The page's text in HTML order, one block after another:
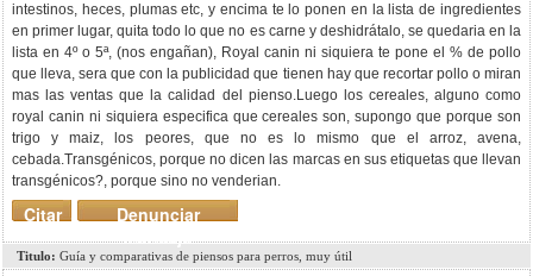
intestinos, heces, plumas etc, y encima te lo ponen en la lista de ingredientes
en primer lugar, quita todo lo que no es carne y deshidrátalo, se quedaria en la
lista en 4º o 5ª, (nos engañan), Royal canin ni siquiera te pone el % de pollo
que lleva, sera que con la publicidad que tienen hay que recortar pollo o miran
mas las ventas que la calidad del pienso.Luego los cereales, alguno como
royal canin ni siquiera especifica que cereales son, supongo que porque son
trigo y maiz, los peores, que no es lo mismo que el arroz, avena,
cebada.Transgénicos, porque no dicen las marcas en sus etiquetas que llevan
transgénicos?, porque sino no venderian.
Denunciar
mensaje
Citar
Titulo: Guía y comparativas de piensos para perros, muy útil